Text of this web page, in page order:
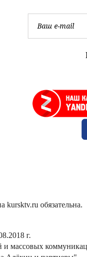
обязательна.
г.
и массовых